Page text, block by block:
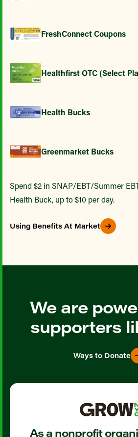
FreshConnect Coupons
Healthfirst OTC (Select
Health Bucks
Greenmarket Bucks
Spend $2 in SNAP/EBT/Summer
Health Buck, up to $10 per day.
Using Benefits At Market
We are
supporters
Ways to Donate
As a nonprofit